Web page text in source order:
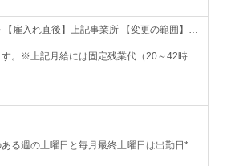
雇入れ直後】上記事業所 【変更の範囲】…
。※上記月給には固定残業代（20～42時
る週の土曜日と毎月最終土曜日は出勤日*